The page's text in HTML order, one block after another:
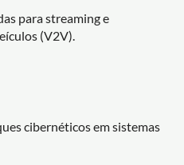
para streaming e
(V2V).
cibernéticos em sistemas